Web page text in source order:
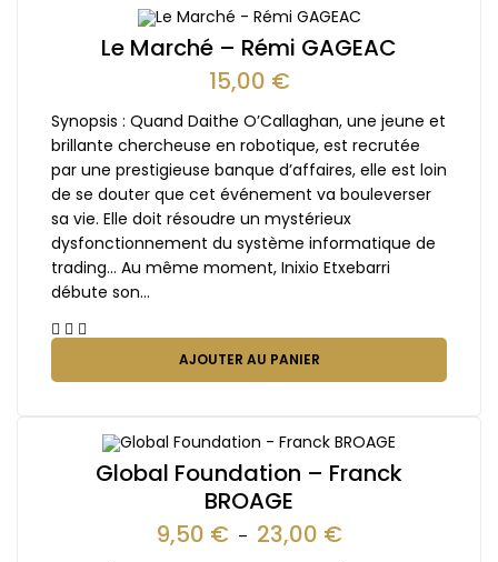
Le Marché – Rémi GAGEAC
15,00 €
Synopsis : Quand Daithe O’Callaghan, une jeune et
brillante chercheuse en robotique, est recrutée
par une prestigieuse banque d’affaires, elle est loin
de se douter que cet événement va bouleverser
sa vie. Elle doit résoudre un mystérieux
dysfonctionnement du système informatique de
trading… Au même moment, Inixio Etxebarri
débute son…
AJOUTER AU PANIER
Global Foundation – Franck
BROAGE
9,50 € – 23,00 €